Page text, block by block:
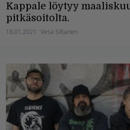
Kappale löytyy
pitkäsoitolta.
18.01.2021 Vesa Siltanen